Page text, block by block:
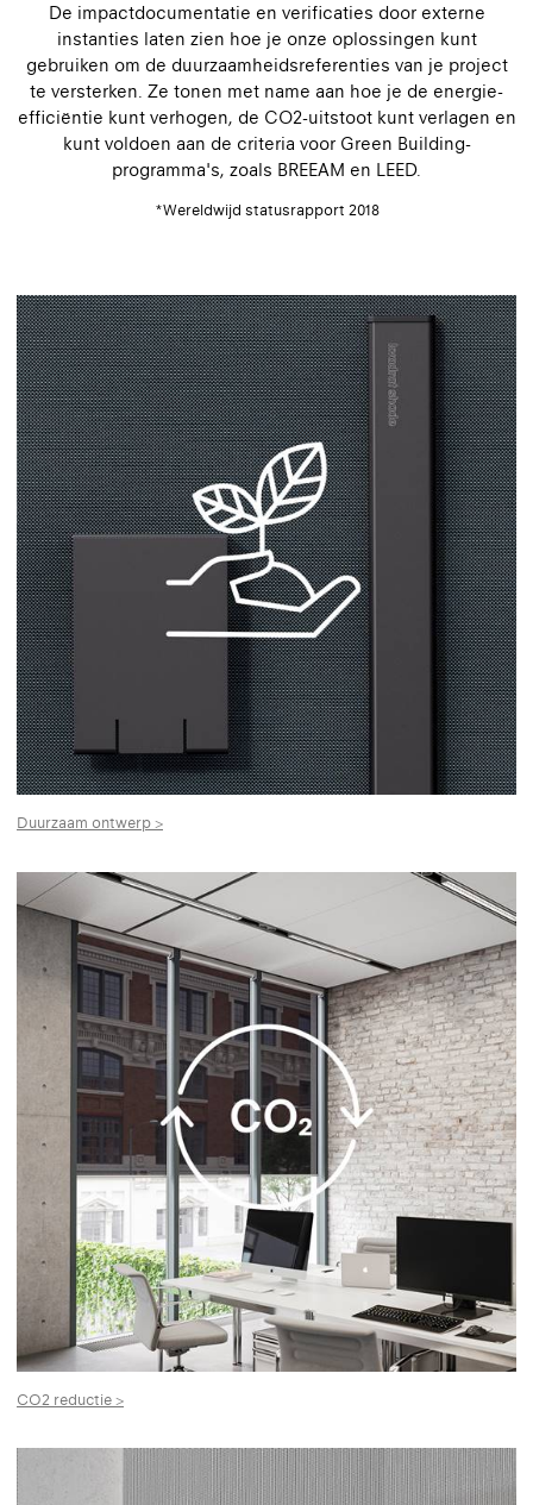
De impactdocumentatie en verificaties door externe
instanties laten zien hoe je onze oplossingen kunt
gebruiken om de duurzaamheidsreferenties van je project
te versterken. Ze tonen met name aan hoe je de energie-
efficiëntie kunt verhogen, de CO2-uitstoot kunt verlagen en
kunt voldoen aan de criteria voor Green Building-
programma's, zoals BREEAM en LEED.
*Wereldwijd statusrapport 2018
Duurzaam ontwerp >
CO2 reductie >